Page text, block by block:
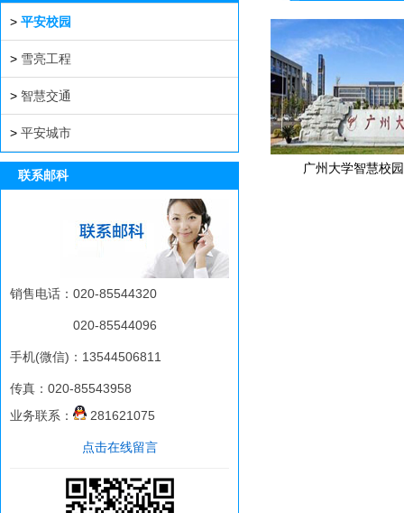
> 平安校园
> 雪亮工程
> 智慧交通
> 平安城市
联系邮科
销售电话：020-85544320
020-85544096
手机(微信)：13544506811
传真：020-85543958
业务联系：
281621075
点击在线留言
广州大学智慧校